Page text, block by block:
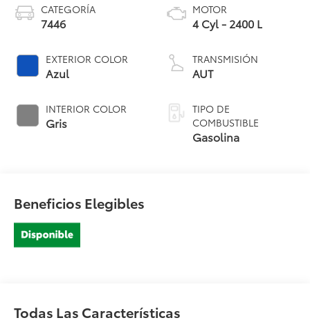
CATEGORÍA
7446
EXTERIOR COLOR
Azul
INTERIOR COLOR
Gris
MOTOR
4 Cyl - 2400 L
TRANSMISIÓN
AUT
TIPO DE
COMBUSTIBLE
Gasolina
Beneficios Elegibles
Todas Las Características